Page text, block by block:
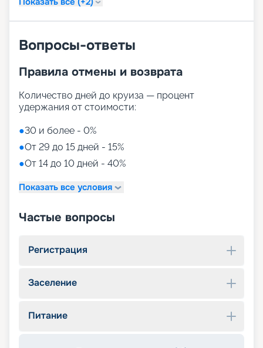
Вопросы-ответы
Правила отмены и возврата
Количество дней до круиза — процент
удержания от стоимости:
●30 и более - 0%
●От 29 до 15 дней - 15%
●От 14 до 10 дней - 40%
Показать все условия
Частые вопросы
Регистрация
Заселение
Питание